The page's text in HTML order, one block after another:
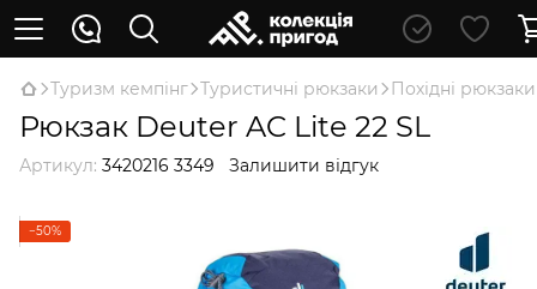
Туризм кемпінг Туристичні рюкзаки Похідні рюкзаки
Рюкзак Deuter AC Lite 22 SL
Артикул: 3420216 3349 Залишити відгук
−50%